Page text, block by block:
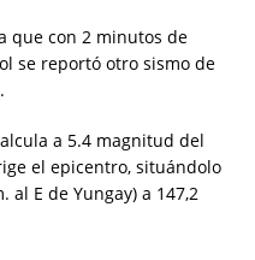
que con 2 minutos de
se reportó otro sismo de
a 5.4 magnitud del
el epicentro, situándolo
al E de Yungay) a 147,2